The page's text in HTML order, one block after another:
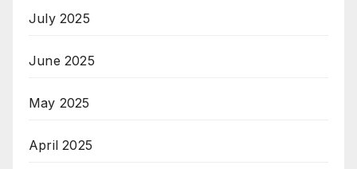
July 2025
June 2025
May 2025
April 2025